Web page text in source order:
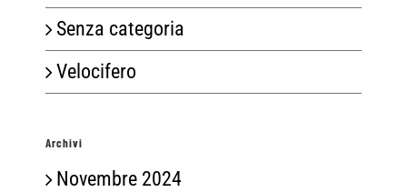
Senza categoria
Velocifero
Archivi
Novembre 2024